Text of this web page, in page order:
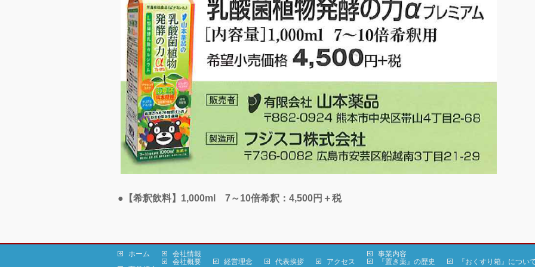
●【希釈飲料】1,000ml 7～10倍希釈：4,500円＋税
ホーム
会社情報
会社概要
経営理念 代表挨拶 アクセス
事業内容
『置き薬』の歴史
『おくすり箱』につい